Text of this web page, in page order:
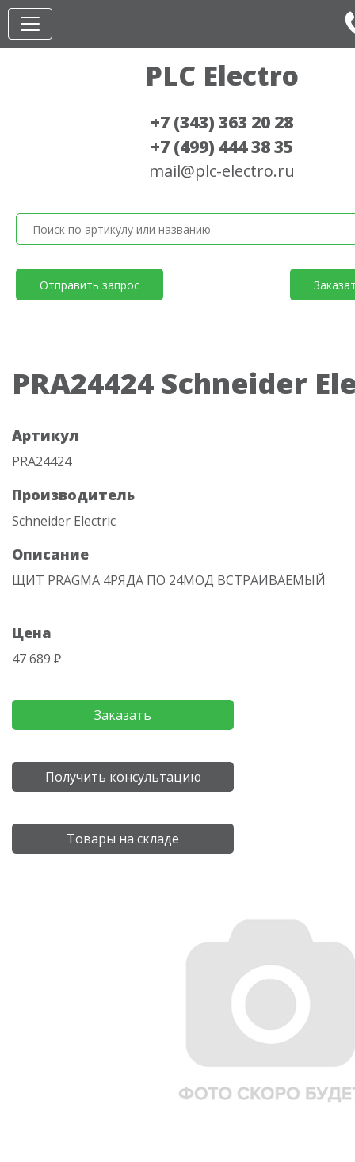
PLC Electro
+7 (343) 363 20 28
+7 (499) 444 38 35
mail@plc-electro.ru
Отправить запрос
PRA24424 Schneider
Артикул
PRA24424
Производитель
Schneider Electric
Описание
ЩИТ PRAGMA 4РЯДA ПО 24МОД ВСТРАИВАЕМЫЙ
Цена
47 689 ₽
Заказать
Получить консультацию
Товары на складе